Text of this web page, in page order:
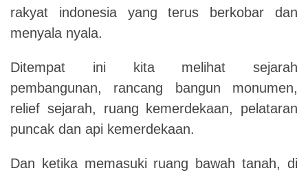
rakyat indonesia yang terus berkobar dan
menyala nyala.
Ditempat ini kita melihat sejarah
pembangunan, rancang bangun monumen,
relief sejarah, ruang kemerdekaan, pelataran
puncak dan api kemerdekaan.
Dan ketika memasuki ruang bawah tanah, di